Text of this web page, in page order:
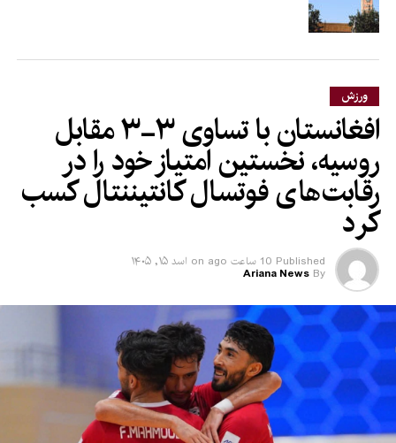
ورزش
افغانستان با تساوی ۳-۳ مقابل
روسیه، نخستین امتیاز خود را در
رقابت‌های فوتسال کانتیننتال کسب
کرد
Published 10 ساعت ago on اسد ۱۵, ۱۴۰۵
By
Ariana News